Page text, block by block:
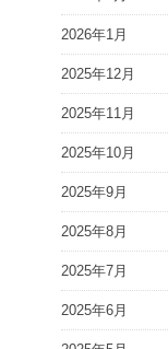
2026年1月
2025年12月
2025年11月
2025年10月
2025年9月
2025年8月
2025年7月
2025年6月